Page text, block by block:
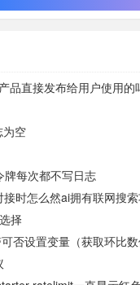
品直接发布给用户使用的
为空
牌每次都不写日志
时怎么然ai拥有联网搜
择
否设置变量（获取环比数